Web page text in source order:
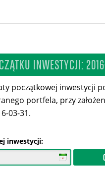
INWESTYCJI:
początkowej inwestycji
portfela, przy
03-31.
inwestycji: